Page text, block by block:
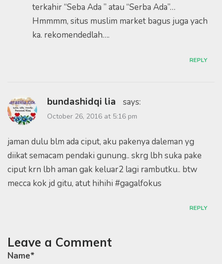
terkahir “Seba Ada ” atau “Serba Ada”…
Hmmmm, situs muslim market bagus juga yach
ka. rekomendedlah….
REPLY
bundashidqi lia says:
October 26, 2016 at 5:16 pm
jaman dulu blm ada ciput, aku pakenya daleman yg
diikat semacam pendaki gunung.. skrg lbh suka pake
ciput krn lbh aman gak keluar2 lagi rambutku.. btw
mecca kok jd gitu, atut hihihi #gagalfokus
REPLY
Leave a Comment
Name*